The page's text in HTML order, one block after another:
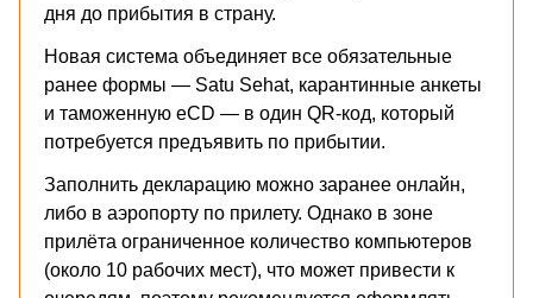
дня до прибытия в страну.
Новая система объединяет все обязательные
ранее формы — Satu Sehat, карантинные анкеты
и таможенную eCD — в один QR-код, который
потребуется предъявить по прибытии.
Заполнить декларацию можно заранее онлайн,
либо в аэропорту по прилету. Однако в зоне
прилёта ограниченное количество компьютеров
(около 10 рабочих мест), что может привести к